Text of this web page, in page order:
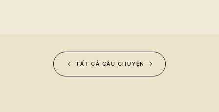
← TẤT CẢ CÂU CHUYỆN